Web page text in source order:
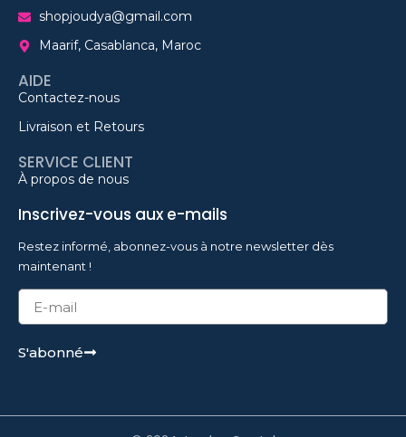
shopjoudya@gmail.com
Maarif, Casablanca, Maroc
AIDE
Contactez-nous
Livraison et Retours
SERVICE CLIENT
À propos de nous
Inscrivez-vous aux e-mails
Restez informé, abonnez-vous à notre newsletter dès
maintenant !
S'abonné